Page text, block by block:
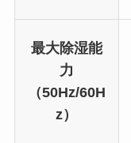
最大除湿能
力
（50Hz/60H
z）